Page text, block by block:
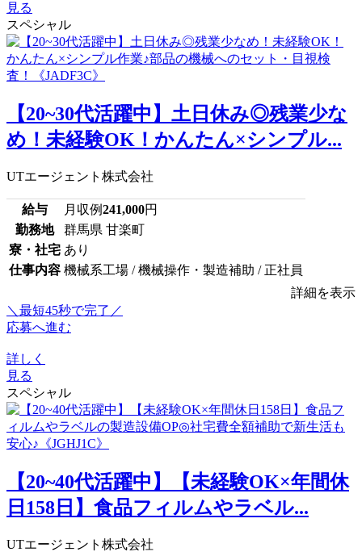
見る
スペシャル
【20~30代活躍中】土日休み◎残業少な
め！未経験OK！かんたん×シンプル...
UTエージェント株式会社
給与 月収例241,000円
勤務地
群馬県 甘楽町
寮・社宅 あり
仕事内容 機械系工場 / 機械操作・製造補助 / 正社員
詳細を表示
＼最短45秒で完了／
応募へ進む
詳しく
見る
スペシャル
【20~40代活躍中】【未経験OK×年間休
日158日】食品フィルムやラベル...
UTエージェント株式会社